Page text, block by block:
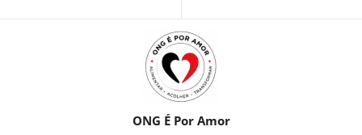
ONG É Por Amor